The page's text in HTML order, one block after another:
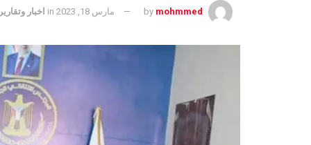
by mohmmed مارس 18, 2023 in اخبار